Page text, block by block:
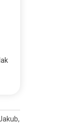
dan Makna